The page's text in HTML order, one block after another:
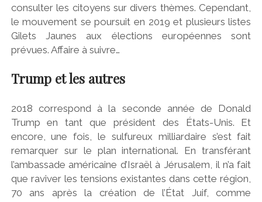
consulter les citoyens sur divers thèmes. Cependant,
le mouvement se poursuit en 2019 et plusieurs listes
Gilets Jaunes aux élections européennes sont
prévues. Affaire à suivre…
Trump et les autres
2018 correspond à la seconde année de Donald
Trump en tant que président des États-Unis. Et
encore, une fois, le sulfureux milliardaire s’est fait
remarquer sur le plan international. En transférant
l’ambassade américaine d’Israël à Jérusalem, il n’a fait
que raviver les tensions existantes dans cette région,
70 ans après la création de l’État Juif, comme